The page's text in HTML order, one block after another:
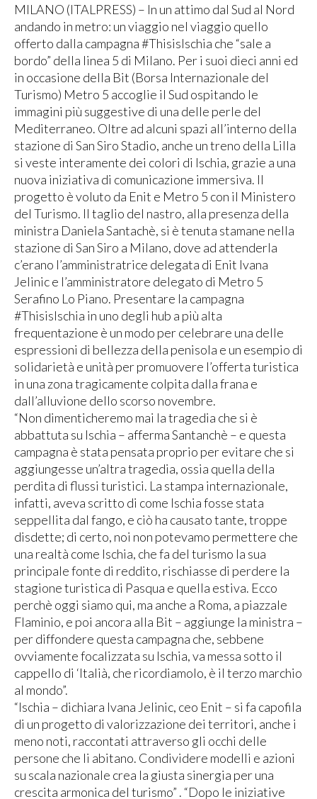
MILANO (ITALPRESS) – In un attimo dal Sud al Nord
andando in metro: un viaggio nel viaggio quello
offerto dalla campagna #ThisisIschia che “sale a
bordo” della linea 5 di Milano. Per i suoi dieci anni ed
in occasione della Bit (Borsa Internazionale del
Turismo) Metro 5 accoglie il Sud ospitando le
immagini più suggestive di una delle perle del
Mediterraneo. Oltre ad alcuni spazi all’interno della
stazione di San Siro Stadio, anche un treno della Lilla
si veste interamente dei colori di Ischia, grazie a una
nuova iniziativa di comunicazione immersiva. Il
progetto è voluto da Enit e Metro 5 con il Ministero
del Turismo. Il taglio del nastro, alla presenza della
ministra Daniela Santachè, si è tenuta stamane nella
stazione di San Siro a Milano, dove ad attenderla
c’erano l’amministratrice delegata di Enit Ivana
Jelinic e l’amministratore delegato di Metro 5
Serafino Lo Piano. Presentare la campagna
#ThisisIschia in uno degli hub a più alta
frequentazione è un modo per celebrare una delle
espressioni di bellezza della penisola e un esempio di
solidarietà e unità per promuovere l’offerta turistica
in una zona tragicamente colpita dalla frana e
dall’alluvione dello scorso novembre.
“Non dimenticheremo mai la tragedia che si è
abbattuta su Ischia – afferma Santanchè – e questa
campagna è stata pensata proprio per evitare che si
aggiungesse un’altra tragedia, ossia quella della
perdita di flussi turistici. La stampa internazionale,
infatti, aveva scritto di come Ischia fosse stata
seppellita dal fango, e ciò ha causato tante, troppe
disdette; di certo, noi non potevamo permettere che
una realtà come Ischia, che fa del turismo la sua
principale fonte di reddito, rischiasse di perdere la
stagione turistica di Pasqua e quella estiva. Ecco
perchè oggi siamo qui, ma anche a Roma, a piazzale
Flaminio, e poi ancora alla Bit – aggiunge la ministra –
per diffondere questa campagna che, sebbene
ovviamente focalizzata su Ischia, va messa sotto il
cappello di ‘Italià, che ricordiamolo, è il terzo marchio
al mondo”.
“Ischia – dichiara Ivana Jelinic, ceo Enit – si fa capofila
di un progetto di valorizzazione dei territori, anche i
meno noti, raccontati attraverso gli occhi delle
persone che li abitano. Condividere modelli e azioni
su scala nazionale crea la giusta sinergia per una
crescita armonica del turismo” . “Dopo le iniziative